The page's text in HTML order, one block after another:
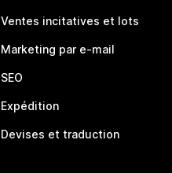
Ventes incitatives et lots
Marketing par e-mail
SEO
Expédition
Devises et traduction